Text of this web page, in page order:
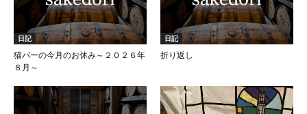
日記
猫バーの今月のお休み～２０２６年
８月～
日記
折り返し